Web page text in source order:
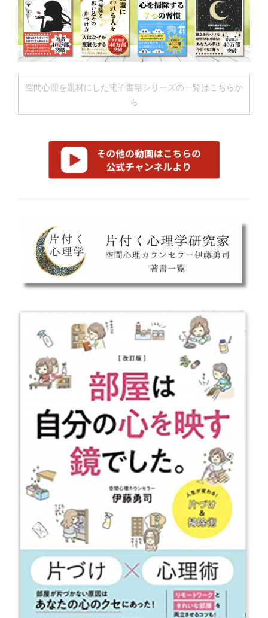
空間心理を題材にした電子書籍シリーズの一覧はこちらか
ら